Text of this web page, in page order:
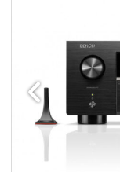
Edellinen